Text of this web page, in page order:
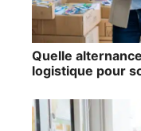
Quelle
logistique pour